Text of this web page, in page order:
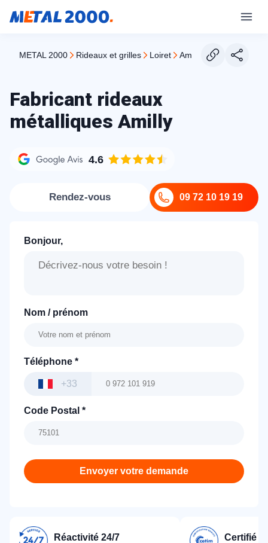
METAL 2000 rideaux et grilles loiret amilly
Fabricant rideaux
métalliques Amilly
4.6
09 72 10 19 19
Rendez-vous
Bonjour,
Nom / prénom
Téléphone *
+33
Code Postal *
Envoyer votre demande
Réactivité 24/7 Certifié